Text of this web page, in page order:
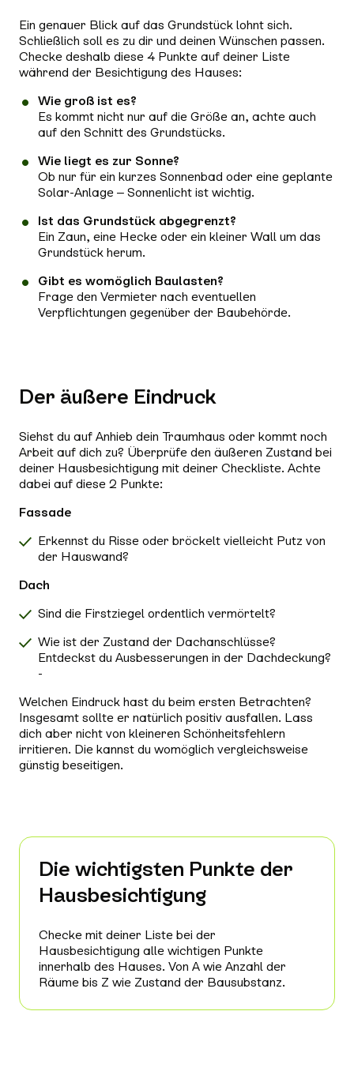
Ein genauer Blick auf das Grundstück lohnt sich.
Schließlich soll es zu dir und deinen Wünschen passen.
Checke deshalb diese 4 Punkte auf deiner Liste
während der Besichtigung des Hauses:
Wie groß ist es?
Es kommt nicht nur auf die Größe an, achte auch
auf den Schnitt des Grundstücks.
Wie liegt es zur Sonne?
Ob nur für ein kurzes Sonnenbad oder eine geplante
Solar-Anlage – Sonnenlicht ist wichtig.
Ist das Grundstück abgegrenzt?
Ein Zaun, eine Hecke oder ein kleiner Wall um das
Grundstück herum.
Gibt es womöglich Baulasten?
Frage den Vermieter nach eventuellen
Verpflichtungen gegenüber der Baubehörde.
Der äußere Eindruck
Siehst du auf Anhieb dein Traumhaus oder kommt noch
Arbeit auf dich zu? Überprüfe den äußeren Zustand bei
deiner Hausbesichtigung mit deiner Checkliste. Achte
dabei auf diese 2 Punkte:
Fassade
Erkennst du Risse oder bröckelt vielleicht Putz von
der Hauswand?
Dach
Sind die Firstziegel ordentlich vermörtelt?
Wie ist der Zustand der Dachanschlüsse?
Entdeckst du Ausbesserungen in der Dachdeckung?
-
Welchen Eindruck hast du beim ersten Betrachten?
Insgesamt sollte er natürlich positiv ausfallen. Lass
dich aber nicht von kleineren Schönheitsfehlern
irritieren. Die kannst du womöglich vergleichsweise
günstig beseitigen.
Die wichtigsten Punkte der
Hausbesichtigung
Checke mit deiner Liste bei der
Hausbesichtigung alle wichtigen Punkte
innerhalb des Hauses. Von A wie Anzahl der
Räume bis Z wie Zustand der Bausubstanz.